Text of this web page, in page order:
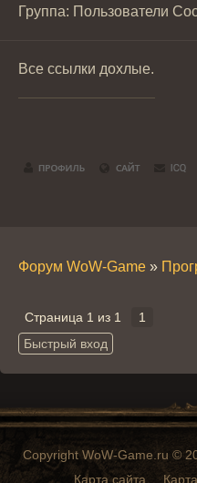
Группа: Пользователи
Все ссылки дохлые.
Форум WoW-Game »
Страница 1 из 1 1
Copyright WoW-Game.ru ©
Карта сайта